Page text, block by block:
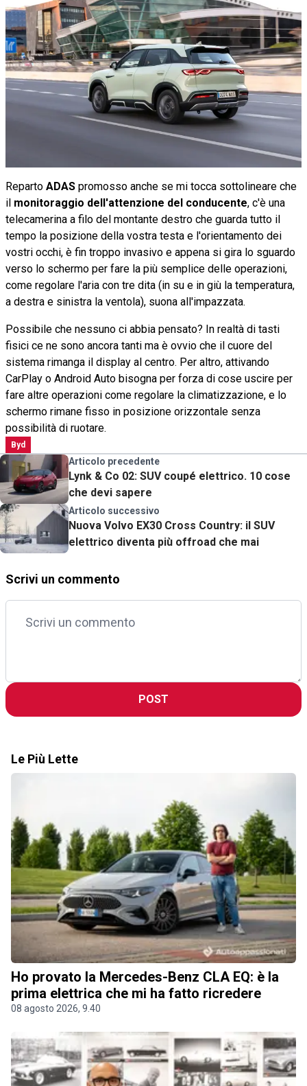
Reparto ADAS promosso anche se mi tocca sottolineare che
il monitoraggio dell'attenzione del conducente, c'è una
telecamerina a filo del montante destro che guarda tutto il
tempo la posizione della vostra testa e l'orientamento dei
vostri occhi, è fin troppo invasivo e appena si gira lo sguardo
verso lo schermo per fare la più semplice delle operazioni,
come regolare l'aria con tre dita (in su e in giù la temperatura,
a destra e sinistra la ventola), suona all'impazzata.
Possibile che nessuno ci abbia pensato? In realtà di tasti
fisici ce ne sono ancora tanti ma è ovvio che il cuore del
sistema rimanga il display al centro. Per altro, attivando
CarPlay o Android Auto bisogna per forza di cose uscire per
fare altre operazioni come regolare la climatizzazione, e lo
schermo rimane fisso in posizione orizzontale senza
possibilità di ruotare.
Byd
Articolo precedente
Lynk & Co 02: SUV coupé elettrico. 10 cose
che devi sapere
Articolo successivo
Nuova Volvo EX30 Cross Country: il SUV
elettrico diventa più offroad che mai
Scrivi un commento
POST
Le Più Lette
Ho provato la Mercedes-Benz CLA EQ: è la
prima elettrica che mi ha fatto ricredere
08 agosto 2026, 9.40